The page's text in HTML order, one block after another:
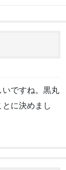
ですね。黒丸
に決めまし